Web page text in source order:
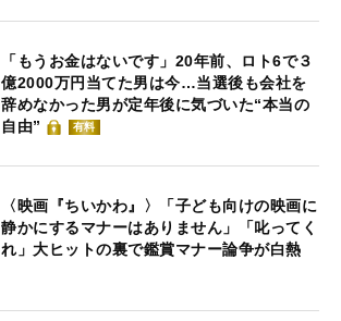
「もうお金はないです」20年前、ロト6で３
億2000万円当てた男は今…当選後も会社を
辞めなかった男が定年後に気づいた“本当の
自由”
有料
〈映画『ちいかわ』〉「子ども向けの映画に
静かにするマナーはありません」「叱ってく
れ」大ヒットの裏で鑑賞マナー論争が白熱